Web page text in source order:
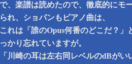
、楽譜は読めたので、徹底的にモ
れ、ショパンもピアノ曲は、
れは「誰のOpus何番のどこだ？」
かり忘れていますが。
川崎の耳は左右同レベルのdBがい